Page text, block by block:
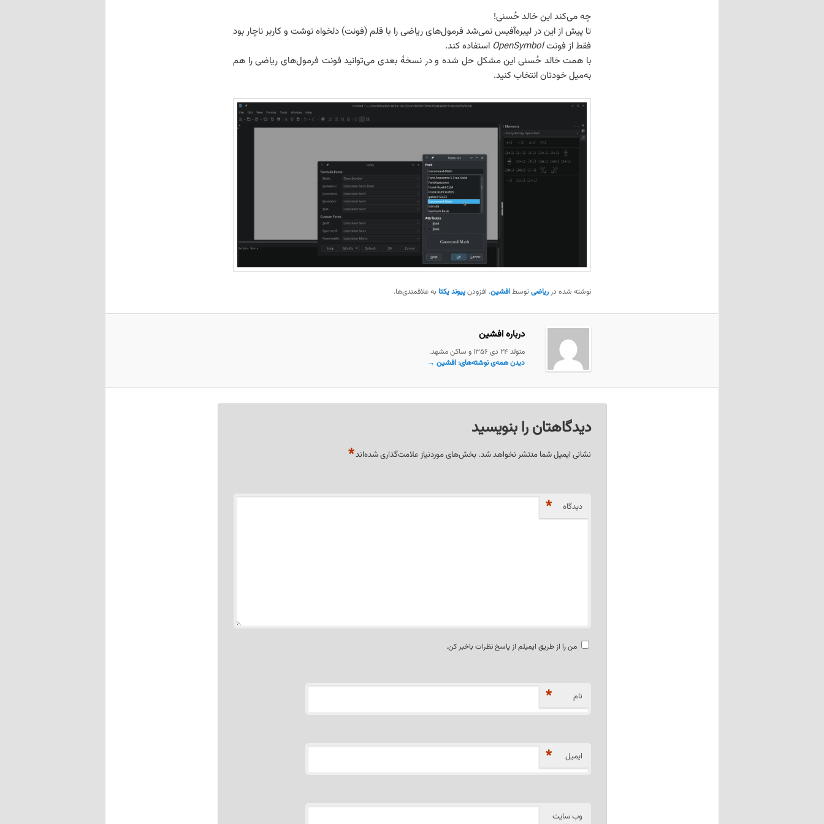
چه می‌کند این خالد حُسنی!
تا پیش از این در لیبره‌آفیس نمی‌شد فرمول‌های ریاضی را با قلم (فونت) دلخواه نوشت و کاربر ناچار بود
فقط از فونتOpenSymbol استفاده کند.
با همت خالد حُسنی این مشکل حل شده و در نسخهٔ بعدی می‌توانید فونت فرمول‌های ریاضی را هم
به‌میل خودتان انتخاب کنید.
نوشته شده در ریاضیتوسطافشین. افزودنپیوند یکتابه علاقمندی‌ها.
درباره افشین
متولد ۲۴ دی ۱۳۵۶ و ساکن مشهد.
دیدن همه‌ی نوشته‌های: افشین →
دیدگاهتان را بنویسید
نشانی ایمیل شما منتشر نخواهد شد. بخش‌های موردنیاز علامت‌گذاری شده‌اند*
دیدگاه *
من را از طریق ایمیلم از پاسخ نظرات باخبر کن.
نام *
ایمیل *
وب‌ سایت